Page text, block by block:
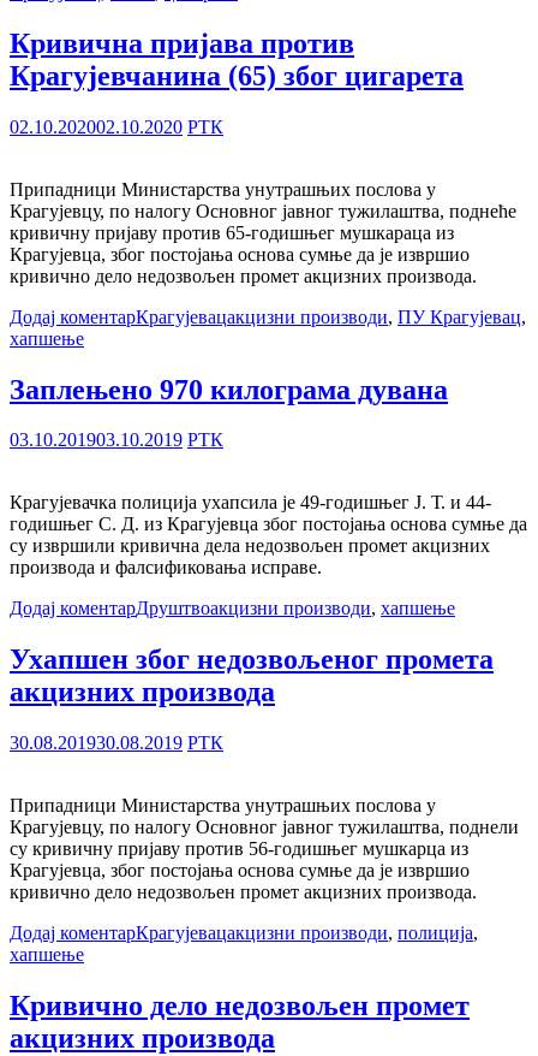
Кривична пријава против
Крагујевчанинa (65) због цигарета
02.10.202002.10.2020 РТК
Припадници Министарства унутрашњих послова у
Крагујевцу, по налогу Основног јавног тужилаштва, поднеће
кривичну пријаву против 65-годишњег мушкараца из
Крагујевца, због постојања основа сумње да је извршио
кривично дело недозвољен промет акцизних производа.
Додај коментарКрагујевацакцизни производи, ПУ Крагујевац,
хапшење
Заплењено 970 килограма дувана
03.10.201903.10.2019 РТК
Крагујевачка полиција ухапсила је 49-годишњег Ј. Т. и 44-
годишњег С. Д. из Крагујевца због постојања основа сумње да
су извршили кривична дела недозвољен промет акцизних
производа и фалсификовања исправе.
Додај коментарДруштвоакцизни производи, хапшење
Ухапшен због недозвољеног промета
акцизних производа
30.08.201930.08.2019 РТК
Припадници Министарства унутрашњих послова у
Крагујевцу, по налогу Основног јавног тужилаштва, поднели
су кривичну пријаву против 56-годишњег мушкарца из
Крагујевца, због постојања основа сумње да је извршио
кривично дело недозвољен промет акцизних производа.
Додај коментарКрагујевацакцизни производи, полиција,
хапшење
Кривично дело недозвољен промет
акцизних производа